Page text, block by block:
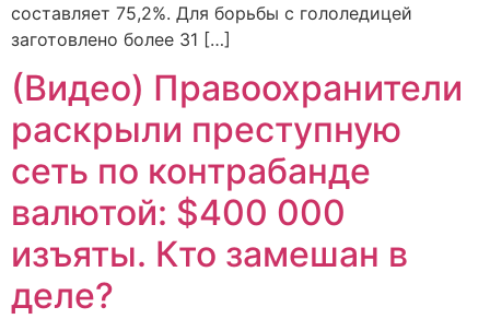
составляет 75,2%. Для борьбы с гололедицей
заготовлено более 31 […]
(Видео) Правоохранители
раскрыли преступную
сеть по контрабанде
валютой: $400 000
изъяты. Кто замешан в
деле?